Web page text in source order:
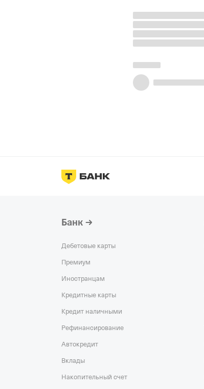
Банк
Дебетовые карты
Премиум
Иностранцам
Кредитные карты
Кредит наличными
Рефинансирование
Автокредит
Вклады
Накопительный счет